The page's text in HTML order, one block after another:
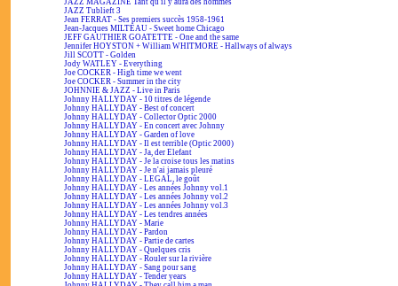
JAZZ MAGAZINE Tant qu'il y aura des hommes
JAZZ Tublieft 3
Jean FERRAT - Ses premiers succès 1958-1961
Jean-Jacques MILTEAU - Sweet home Chicago
JEFF GAUTHIER GOATETTE - One and the same
Jennifer HOYSTON + William WHITMORE - Hallways of always
Jill SCOTT - Golden
Jody WATLEY - Everything
Joe COCKER - High time we went
Joe COCKER - Summer in the city
JOHNNIE & JAZZ - Live in Paris
Johnny HALLYDAY - 10 titres de légende
Johnny HALLYDAY - Best of concert
Johnny HALLYDAY - Collector Optic 2000
Johnny HALLYDAY - En concert avec Johnny
Johnny HALLYDAY - Garden of love
Johnny HALLYDAY - Il est terrible (Optic 2000)
Johnny HALLYDAY - Ja, der Elefant
Johnny HALLYDAY - Je la croise tous les matins
Johnny HALLYDAY - Je n'ai jamais pleuré
Johnny HALLYDAY - LEGAL, le goût
Johnny HALLYDAY - Les années Johnny vol.1
Johnny HALLYDAY - Les années Johnny vol.2
Johnny HALLYDAY - Les années Johnny vol.3
Johnny HALLYDAY - Les tendres années
Johnny HALLYDAY - Marie
Johnny HALLYDAY - Pardon
Johnny HALLYDAY - Partie de cartes
Johnny HALLYDAY - Quelques cris
Johnny HALLYDAY - Rouler sur la rivière
Johnny HALLYDAY - Sang pour sang
Johnny HALLYDAY - Tender years